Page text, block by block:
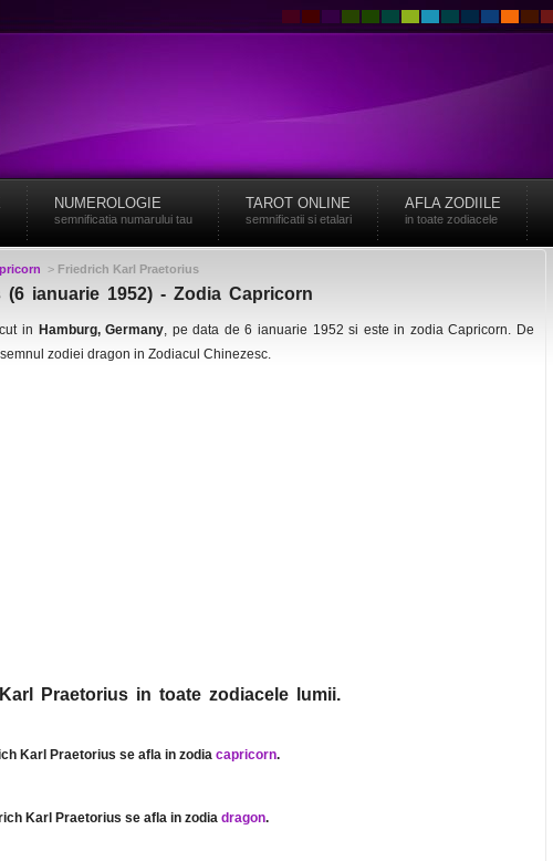
NUMEROLOGIE
semnificatia numarului tau
TAROT ONLINE
semnificatii si etalari
AFLA ZODIILE
in toate zodiacele
> Friedrich Karl Praetorius
ianuarie 1952) - Zodia Capricorn
in Hamburg, Germany, pe data de 6 ianuarie 1952 si este in zodia Capricorn. De
zodiei dragon in Zodiacul Chinezesc.
Praetorius in toate zodiacele lumii.
Karl Praetorius se afla in zodia capricorn.
Karl Praetorius se afla in zodia dragon.